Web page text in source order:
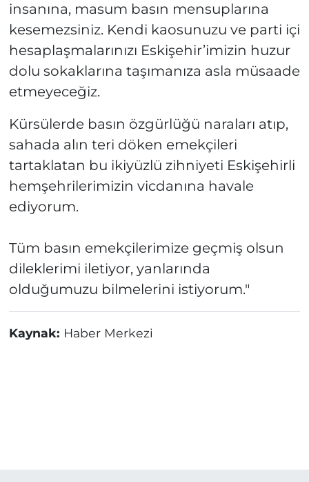
insanına, masum basın mensuplarına
kesemezsiniz. Kendi kaosunuzu ve parti içi
hesaplaşmalarınızı Eskişehir’imizin huzur
dolu sokaklarına taşımanıza asla müsaade
etmeyeceğiz.
Kürsülerde basın özgürlüğü naraları atıp,
sahada alın teri döken emekçileri
tartaklatan bu ikiyüzlü zihniyeti Eskişehirli
hemşehrilerimizin vicdanına havale
ediyorum.
Tüm basın emekçilerimize geçmiş olsun
dileklerimi iletiyor, yanlarında
olduğumuzu bilmelerini istiyorum."
Kaynak: Haber Merkezi